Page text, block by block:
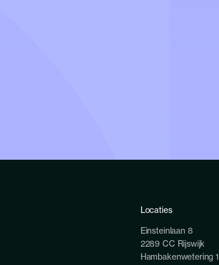
Locaties
Einsteinlaan 8
2289 CC Rijswijk
Hambakenwetering 1